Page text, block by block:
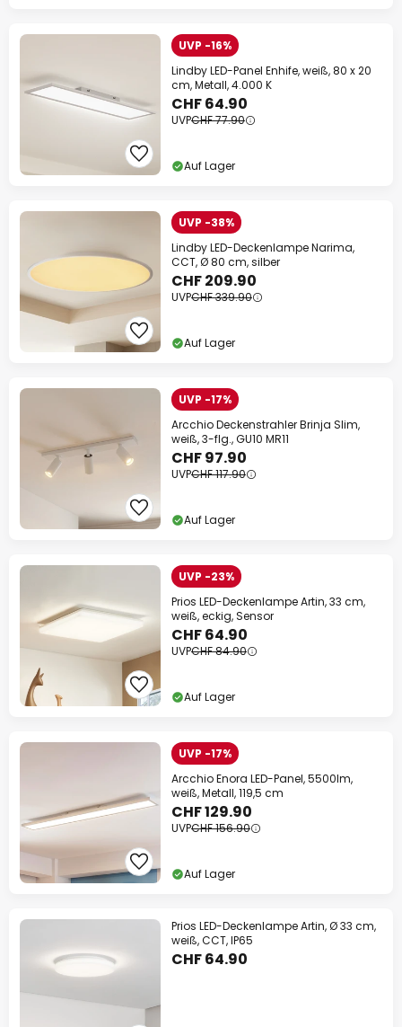
UVP -16%
Lindby LED-Panel Enhife, weiß, 80 x 20
cm, Metall, 4.000 K
CHF 64.90
UVPCHF 77.90
Auf Lager
UVP -38%
Lindby LED-Deckenlampe Narima,
CCT, Ø 80 cm, silber
CHF 209.90
UVPCHF 339.90
Auf Lager
UVP -17%
Arcchio Deckenstrahler Brinja Slim,
weiß, 3-flg., GU10 MR11
CHF 97.90
UVPCHF 117.90
Auf Lager
UVP -23%
Prios LED-Deckenlampe Artin, 33 cm,
weiß, eckig, Sensor
CHF 64.90
UVPCHF 84.90
Auf Lager
UVP -17%
Arcchio Enora LED-Panel, 5500lm,
weiß, Metall, 119,5 cm
CHF 129.90
UVPCHF 156.90
Auf Lager
Prios LED-Deckenlampe Artin, Ø 33 cm,
weiß, CCT, IP65
CHF 64.90